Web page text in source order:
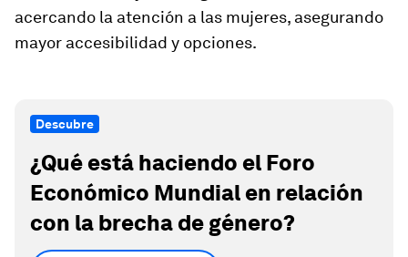
acercando la atención a las mujeres, asegurando
mayor accesibilidad y opciones.
Descubre
¿Qué está haciendo el Foro
Económico Mundial en relación
con la brecha de género?